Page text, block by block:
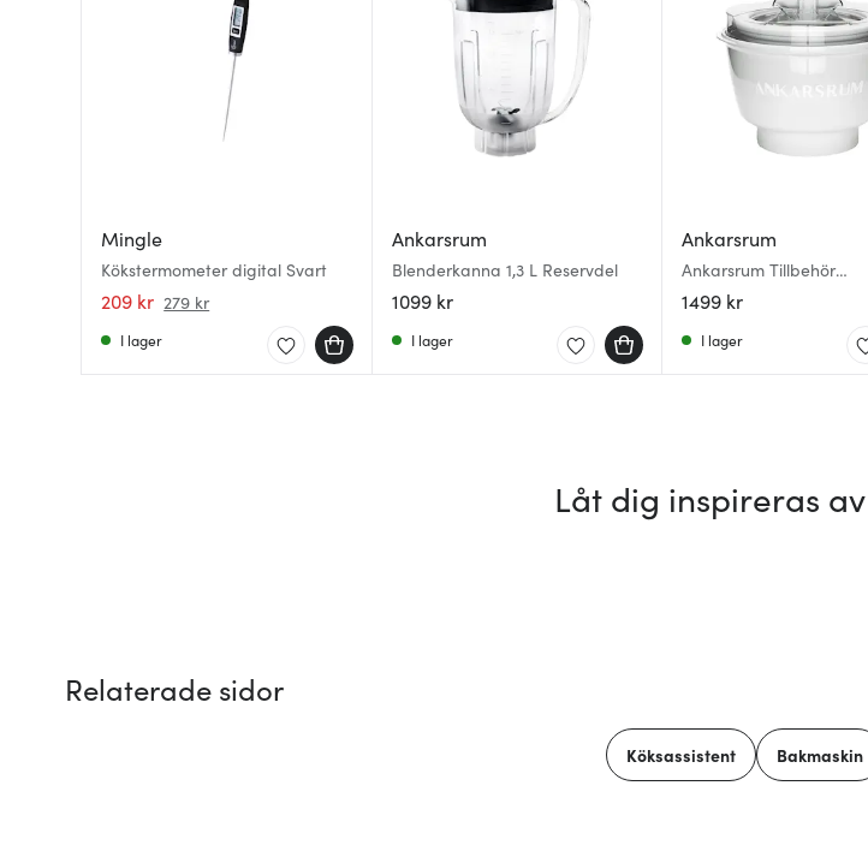
Mingle
Kökstermometer digital Svart
209 kr 279 kr
I lager
Ankarsrum
Blenderkanna 1,3 L Reservdel
1099 kr
I lager
Ankarsrum
Ankarsrum Tillbehör
Glassmaskin 1,5 L Vit
1499 kr
I lager
Låt dig inspireras
Relaterade sidor
Köksassistent Bakmaskin